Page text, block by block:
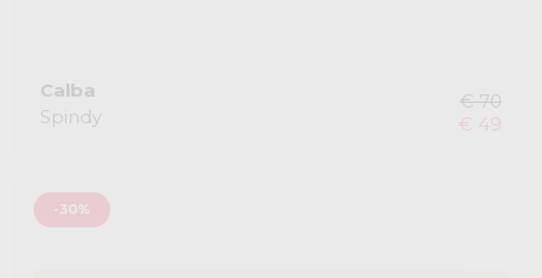
Calba
Spindy
€ 70
€ 49
-30%